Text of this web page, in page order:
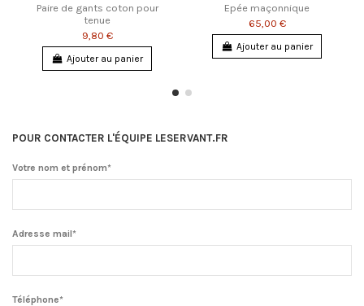
Paire de gants coton pour
tenue
9,80 €
Ajouter au panier
Epée maçonnique
65,00 €
Ajouter au panier
POUR CONTACTER L'ÉQUIPE LESERVANT.FR
Votre nom et prénom*
Adresse mail*
Téléphone*